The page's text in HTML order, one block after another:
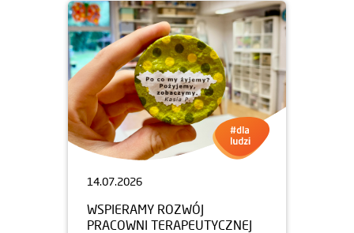
14.07.2026
WSPIERAMY ROZWÓJ
PRACOWNI TERAPEUTYCZNEJ